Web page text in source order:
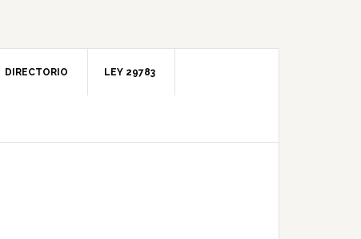
DIRECTORIO LEY 29783